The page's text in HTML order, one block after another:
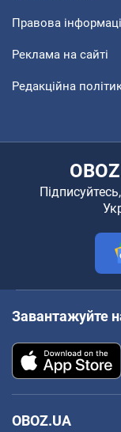
Правова
Реклама на сайті
Редакційна
Завантажуйте
OBOZ.UA